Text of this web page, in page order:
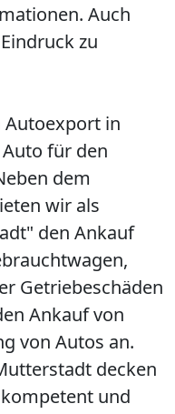
Auch
zu
in
für den
dem
wir als
den Ankauf
Getriebeschäden
Ankauf von
von Autos an.
decken
und